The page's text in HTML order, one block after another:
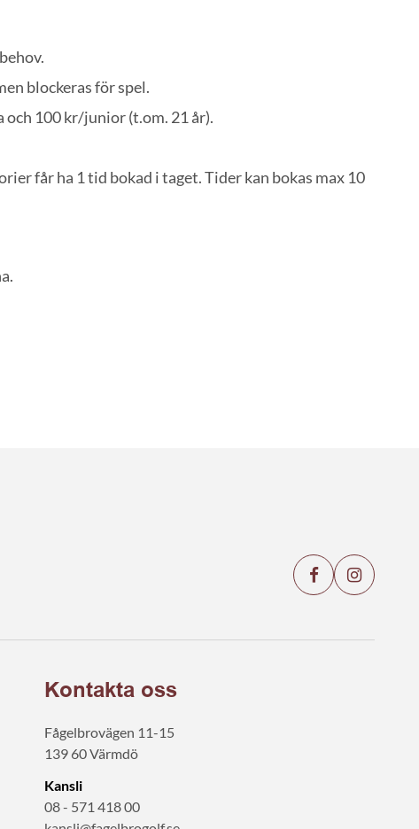
blockeras för spel.
och 100 kr/junior (t.om. 21 år).
får ha 1 tid bokad i taget. Tider kan bokas max 10
Kontakta oss
Fågelbrovägen 11-15
139 60 Värmdö
Kansli
08 - 571 418 00